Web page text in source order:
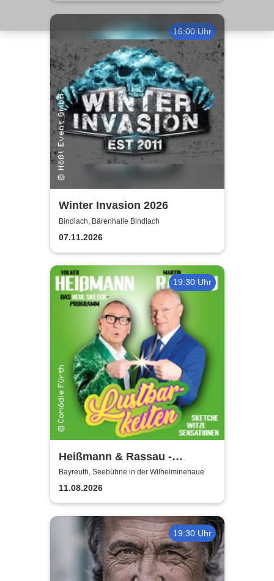
16:00 Uhr
Winter Invasion 2026
Bindlach, Bärenhalle Bindlach
07.11.2026
19:30 Uhr
Heißmann & Rassau -
Lustbarkeiten
Bayreuth, Seebühne in der Wilhelminenaue
11.08.2026
19:30 Uhr